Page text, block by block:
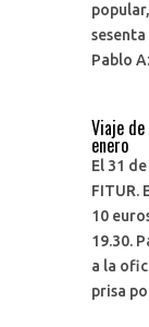
Pablo
Viaje de
enero
El 31
FITUR.
10
19.30.
a la
prisa